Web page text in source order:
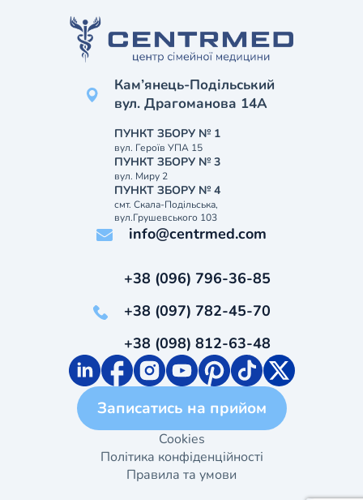
Кам’янець-Подільський
вул. Драгоманова 14А
ПУНКТ ЗБОРУ № 1
вул. Героїв УПА 15
ПУНКТ ЗБОРУ № 3
вул. Миру 2
ПУНКТ ЗБОРУ № 4
смт. Скала-Подільська,
вул.Грушевського 103
info@centrmed.com
+38 (096) 796-36-85
+38 (097) 782-45-70
+38 (098) 812-63-48
Записатись на прийом
Cookies
Політика конфіденційності
Правила та умови